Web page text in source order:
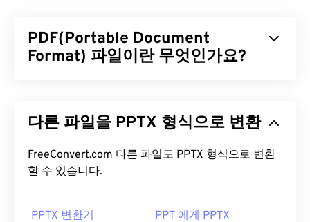
PDF(Portable Document
Format) 파일이란 무엇인가요?
로, 오늘날 가장 널리 사용되는 파일 형식 중 하나입
그대로 유지할 수 있기 때문입니다. PDF 파일은 어떤
기기나 운영 체제에서든 항상 동일하게 표시됩니다.
PDF 파일을 어떻게 여나요?
다른 파일을 PPTX 형식으로 변환
FreeConvert.com 다른 파일도 PPTX 형식으로 변환
할 수 있습니다.
PPTX 변환기 PPT 에게 PPTX